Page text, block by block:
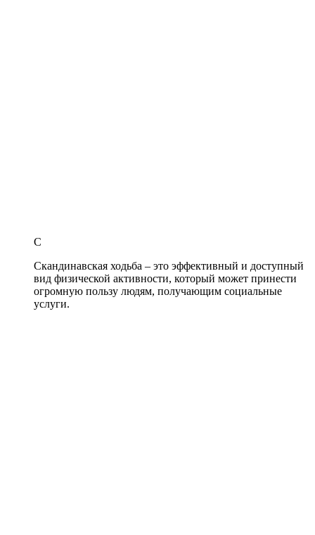
С
Скандинавская ходьба – это эффективный и доступный
вид физической активности, который может принести
огромную пользу людям, получающим социальные
услуги.